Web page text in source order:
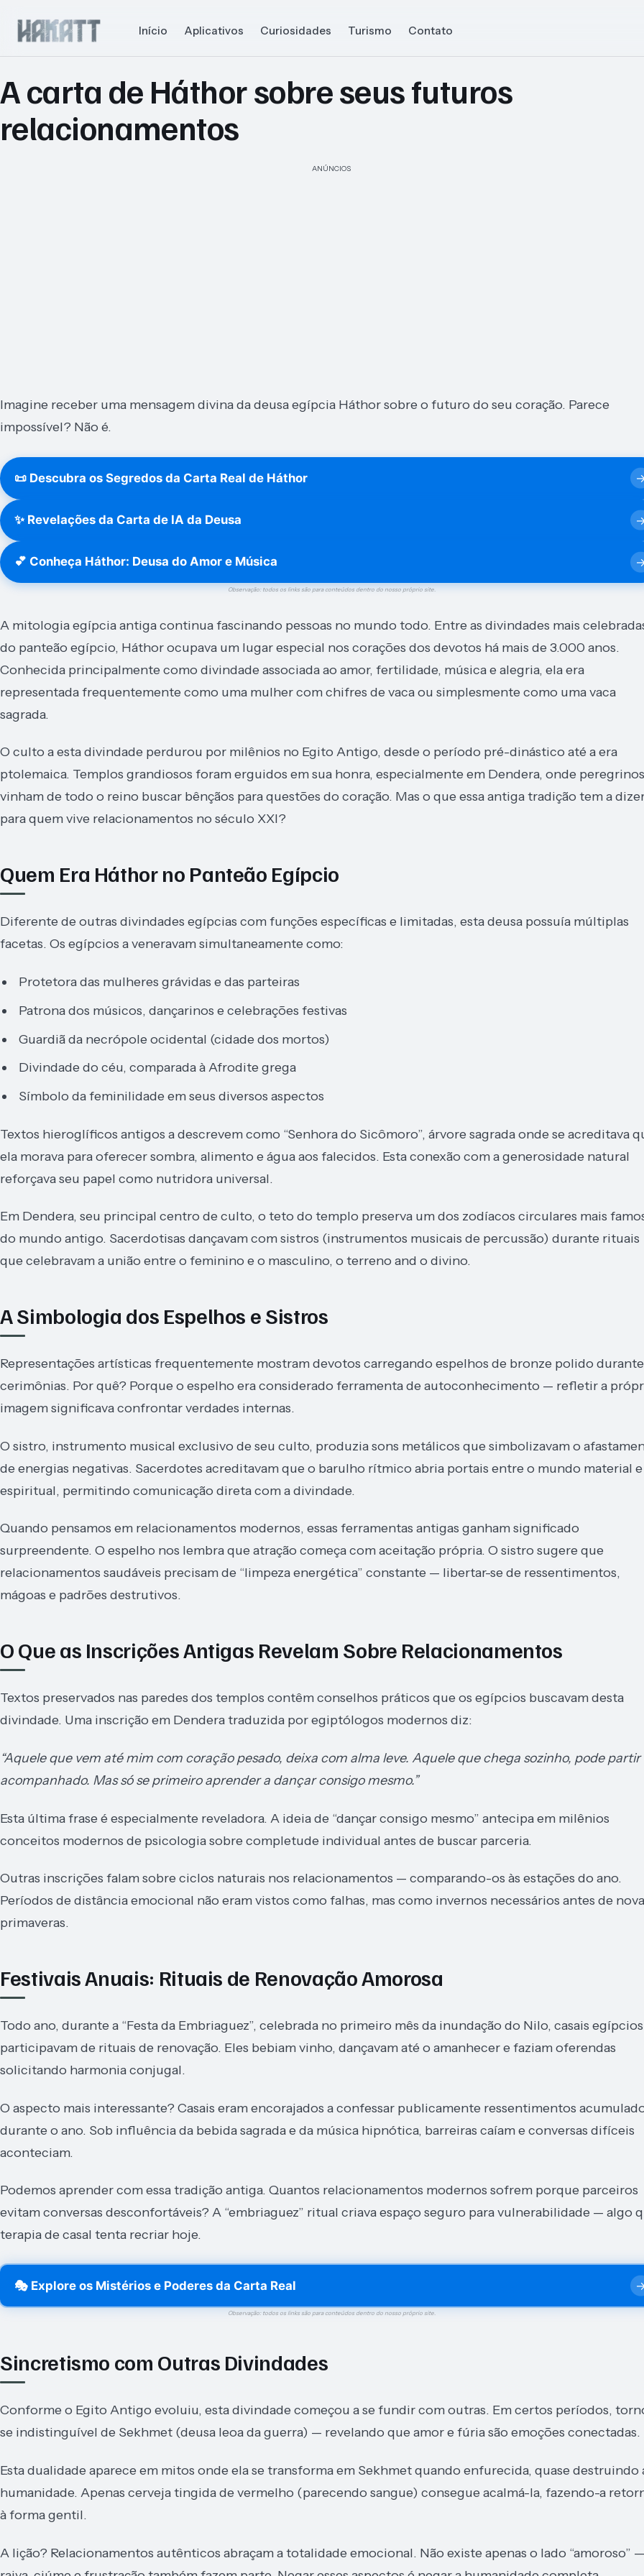
Início Aplicativos Curiosidades Turismo Contato
A carta de Háthor sobre seus futuros
relacionamentos
ANÚNCIOS
Imagine receber uma mensagem divina da deusa egípcia Háthor sobre o futuro do seu coração. Parece
impossível? Não é.
📜 Descubra os Segredos da Carta Real de Háthor
✨ Revelações da Carta de IA da Deusa
💕 Conheça Háthor: Deusa do Amor e Música
Observação: todos os links são para conteúdos dentro do nosso próprio site.
A mitologia egípcia antiga continua fascinando pessoas no mundo todo. Entre as divindades mais
do panteão egípcio, Háthor ocupava um lugar especial nos corações dos devotos há mais de 3.000 anos.
Conhecida principalmente como divindade associada ao amor, fertilidade, música e alegria, ela era
representada frequentemente como uma mulher com chifres de vaca ou simplesmente como uma vaca
sagrada.
O culto a esta divindade perdurou por milênios no Egito Antigo, desde o período pré-dinástico até a era
ptolemaica. Templos grandiosos foram erguidos em sua honra, especialmente em Dendera, onde peregrinos
vinham de todo o reino buscar bênçãos para questões do coração. Mas o que essa antiga tradição tem a
para quem vive relacionamentos no século XXI?
Quem Era Háthor no Panteão Egípcio
Diferente de outras divindades egípcias com funções específicas e limitadas, esta deusa possuía múltiplas
facetas. Os egípcios a veneravam simultaneamente como:
Protetora das mulheres grávidas e das parteiras
Patrona dos músicos, dançarinos e celebrações festivas
Guardiã da necrópole ocidental (cidade dos mortos)
Divindade do céu, comparada à Afrodite grega
Símbolo da feminilidade em seus diversos aspectos
Textos hieroglíficos antigos a descrevem como “Senhora do Sicômoro”, árvore sagrada onde se acreditava
ela morava para oferecer sombra, alimento e água aos falecidos. Esta conexão com a generosidade natural
reforçava seu papel como nutridora universal.
Em Dendera, seu principal centro de culto, o teto do templo preserva um dos zodíacos circulares mais
do mundo antigo. Sacerdotisas dançavam com sistros (instrumentos musicais de percussão) durante rituais
que celebravam a união entre o feminino e o masculino, o terreno and o divino.
A Simbologia dos Espelhos e Sistros
Representações artísticas frequentemente mostram devotos carregando espelhos de bronze polido durante
cerimônias. Por quê? Porque o espelho era considerado ferramenta de autoconhecimento — refletir a
imagem significava confrontar verdades internas.
O sistro, instrumento musical exclusivo de seu culto, produzia sons metálicos que simbolizavam o
de energias negativas. Sacerdotes acreditavam que o barulho rítmico abria portais entre o mundo material
espiritual, permitindo comunicação direta com a divindade.
Quando pensamos em relacionamentos modernos, essas ferramentas antigas ganham significado
surpreendente. O espelho nos lembra que atração começa com aceitação própria. O sistro sugere que
relacionamentos saudáveis precisam de “limpeza energética” constante — libertar-se de ressentimentos,
mágoas e padrões destrutivos.
O Que as Inscrições Antigas Revelam Sobre Relacionamentos
Textos preservados nas paredes dos templos contêm conselhos práticos que os egípcios buscavam desta
divindade. Uma inscrição em Dendera traduzida por egiptólogos modernos diz:
“Aquele que vem até mim com coração pesado, deixa com alma leve. Aquele que chega sozinho, pode partir
acompanhado. Mas só se primeiro aprender a dançar consigo mesmo.”
Esta última frase é especialmente reveladora. A ideia de “dançar consigo mesmo” antecipa em milênios
conceitos modernos de psicologia sobre completude individual antes de buscar parceria.
Outras inscrições falam sobre ciclos naturais nos relacionamentos — comparando-os às estações do ano.
Períodos de distância emocional não eram vistos como falhas, mas como invernos necessários antes de
primaveras.
Festivais Anuais: Rituais de Renovação Amorosa
Todo ano, durante a “Festa da Embriaguez”, celebrada no primeiro mês da inundação do Nilo, casais egípcios
participavam de rituais de renovação. Eles bebiam vinho, dançavam até o amanhecer e faziam oferendas
solicitando harmonia conjugal.
O aspecto mais interessante? Casais eram encorajados a confessar publicamente ressentimentos
durante o ano. Sob influência da bebida sagrada e da música hipnótica, barreiras caíam e conversas difíceis
aconteciam.
Podemos aprender com essa tradição antiga. Quantos relacionamentos modernos sofrem porque parceiros
evitam conversas desconfortáveis? A “embriaguez” ritual criava espaço seguro para vulnerabilidade — algo
terapia de casal tenta recriar hoje.
🎭 Explore os Mistérios e Poderes da Carta Real
Observação: todos os links são para conteúdos dentro do nosso próprio site.
Sincretismo com Outras Divindades
Conforme o Egito Antigo evoluiu, esta divindade começou a se fundir com outras. Em certos períodos,
se indistinguível de Sekhmet (deusa leoa da guerra) — revelando que amor e fúria são emoções conectadas.
Esta dualidade aparece em mitos onde ela se transforma em Sekhmet quando enfurecida, quase destruindo
humanidade. Apenas cerveja tingida de vermelho (parecendo sangue) consegue acalmá-la, fazendo-a
à forma gentil.
A lição? Relacionamentos autênticos abraçam a totalidade emocional. Não existe apenas o lado “amoroso” —